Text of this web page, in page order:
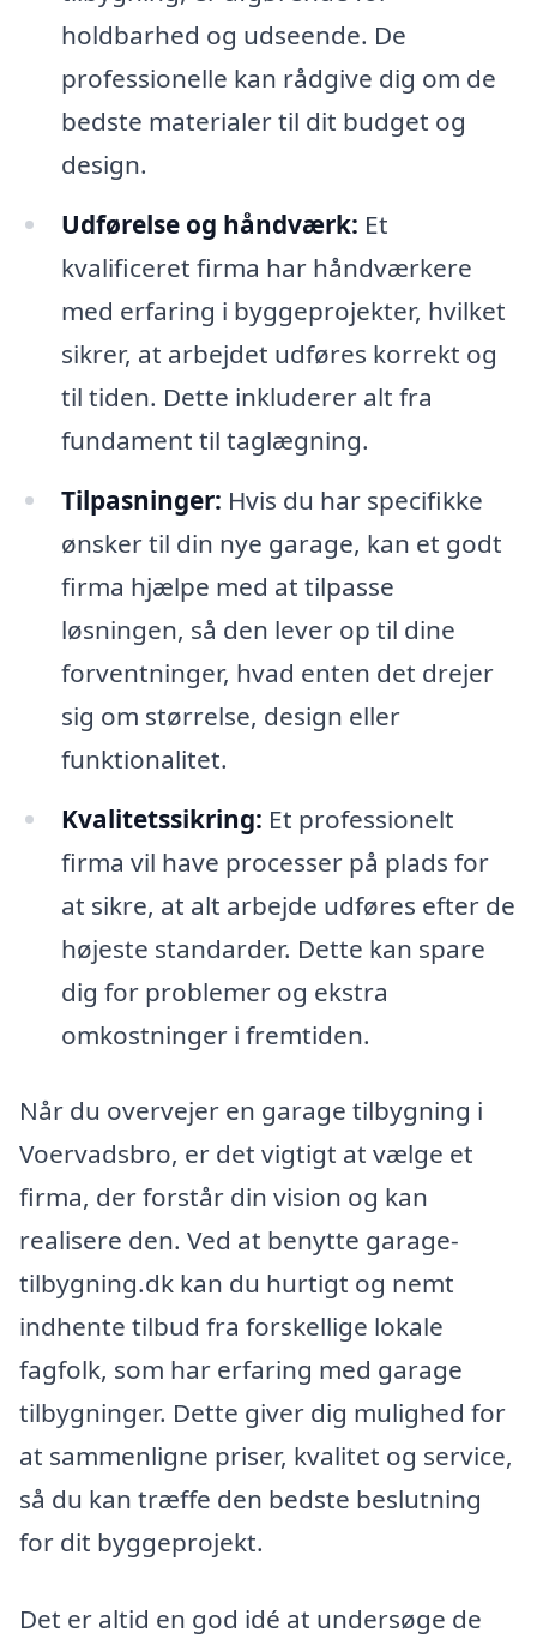
holdbarhed og udseende. De
professionelle kan rådgive dig om de
bedste materialer til dit budget og
design.
Udførelse og håndværk: Et
kvalificeret firma har håndværkere
med erfaring i byggeprojekter, hvilket
sikrer, at arbejdet udføres korrekt og
til tiden. Dette inkluderer alt fra
fundament til taglægning.
Tilpasninger: Hvis du har specifikke
ønsker til din nye garage, kan et godt
firma hjælpe med at tilpasse
løsningen, så den lever op til dine
forventninger, hvad enten det drejer
sig om størrelse, design eller
funktionalitet.
Kvalitetssikring: Et professionelt
firma vil have processer på plads for
at sikre, at alt arbejde udføres efter de
højeste standarder. Dette kan spare
dig for problemer og ekstra
omkostninger i fremtiden.
Når du overvejer en garage tilbygning i
Voervadsbro, er det vigtigt at vælge et
firma, der forstår din vision og kan
realisere den. Ved at benytte garage-
tilbygning.dk kan du hurtigt og nemt
indhente tilbud fra forskellige lokale
fagfolk, som har erfaring med garage
tilbygninger. Dette giver dig mulighed for
at sammenligne priser, kvalitet og service,
så du kan træffe den bedste beslutning
for dit byggeprojekt.
Det er altid en god idé at undersøge de